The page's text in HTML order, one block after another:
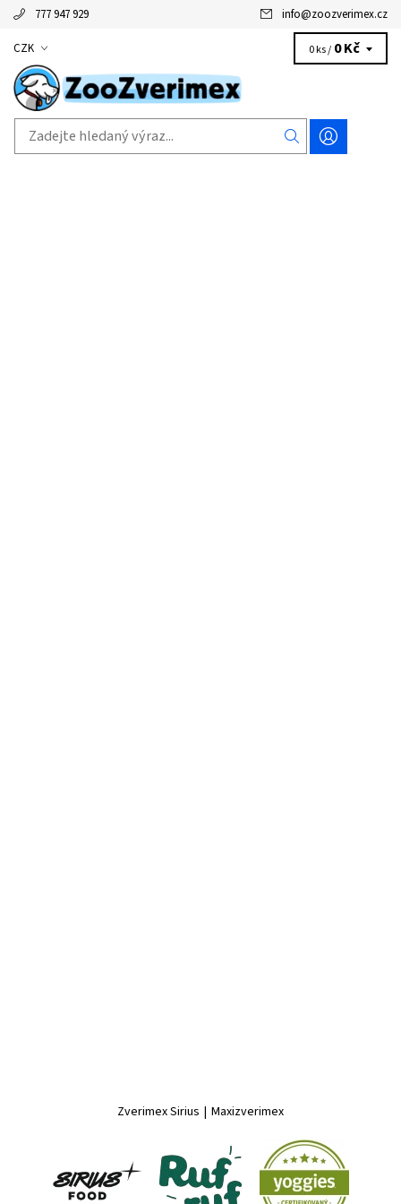
777 947 929 info@zoozverimex.cz
CZK 0 ks / 0 Kč
Zverimex Sirius | Maxizverimex